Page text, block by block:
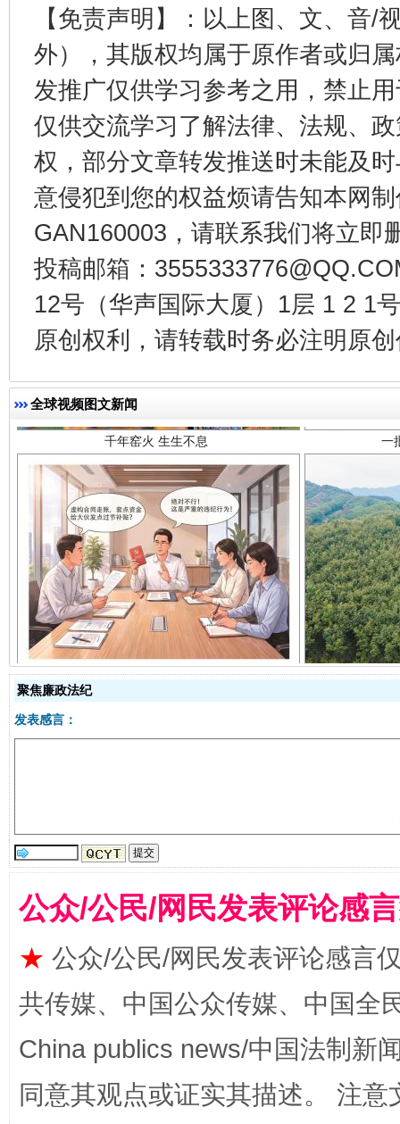
【免责声明】：以上图、文、音/
外），其版权均属于原作者或归
发推广仅供学习参考之用，禁止
仅供交流学习了解法律、法规、
权，部分文章转发推送时未能及
意侵犯到您的权益烦请告知本网
GAN160003，请联系我们将立即
投稿邮箱：
12号（华声国际大厦）1层 1 2 1
原创权利，请转载时务必注明原
全球视频图文新闻
东山县通报“牛蛙产品抗生素超标问题” 法
揭开“小金库”的免责幌子
聚焦廉政法纪
发表感言：
公众/公民/网民发表评论感
★ 公众/公民/网民发表评论感言
共传媒、中国公众传媒、中国全
China publics news/中国法制新
同意其观点或证实其描述。 注